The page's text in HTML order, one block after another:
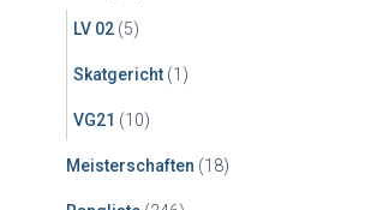
LV 02 (5)
Skatgericht (1)
VG21 (10)
Meisterschaften (18)